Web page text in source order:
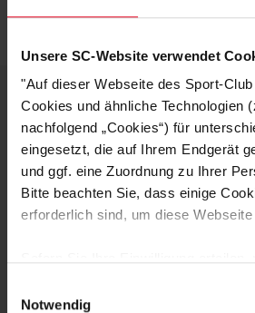
Unsere SC-Website verwendet
"Auf dieser Webseite des Sport-
Cookies und ähnliche Technologien
nachfolgend „Cookies“) für
eingesetzt, die auf Ihrem Endgerät
und ggf. eine Zuordnung zu Ihrer
Bitte beachten Sie, dass einige
erforderlich sind, um diese
Daten von Ihnen (z.B. persönlichen
Notwendig
DEINE VORTEILE IN
SHOP